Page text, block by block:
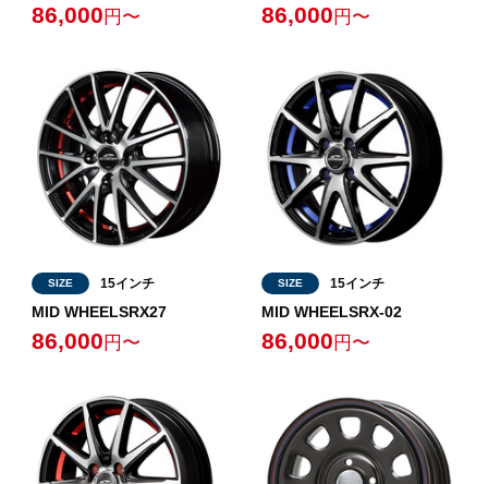
86,000 円〜 86,000 円〜
SIZE 15インチ
MID WHEELSRX27
86,000 円〜
SIZE 15インチ
MID WHEELSRX-02
86,000 円〜